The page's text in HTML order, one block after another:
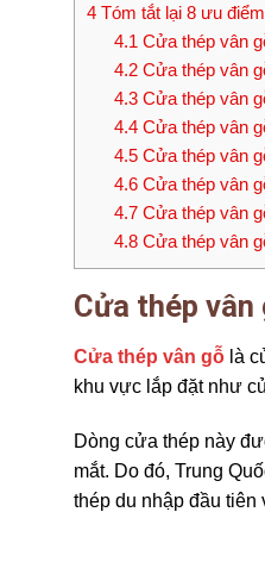
4 Tóm tắt lại 8 ưu
4.1 Cửa thép vân
4.2Cửa thép vân
4.3Cửa thép vân
4.4Cửa thép vân
4.5Cửa thép vân
4.6Cửa thép vân
4.7Cửa thép vân
4.8Cửa thép vân
Cửa thép vân
Cửa thép vân gỗ là
khu vực lắp đặt như
Dòng cửa thép này
mắt. Do đó, Trung
thép du nhập đầu